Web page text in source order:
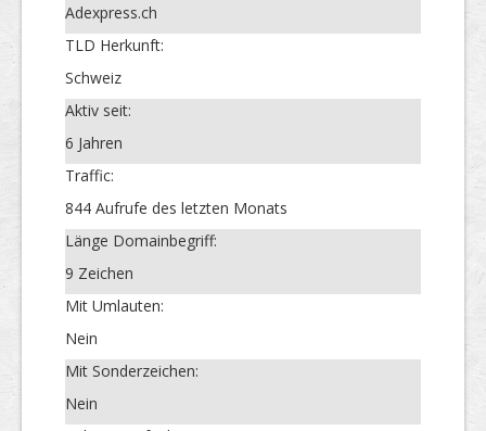
Adexpress.ch
TLD Herkunft:
Schweiz
Aktiv seit:
6 Jahren
Traffic:
844 Aufrufe des letzten Monats
Länge Domainbegriff:
9 Zeichen
Mit Umlauten:
Nein
Mit Sonderzeichen:
Nein